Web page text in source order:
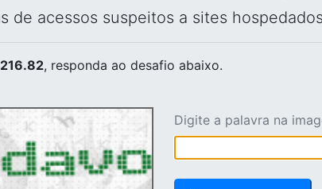
de acessos suspeitos a sites
, responda ao desafio abaixo.
Digite a palavra na